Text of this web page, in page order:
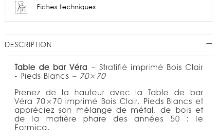
Fiches techniques
DESCRIPTION
Table de bar Véra – Stratifié imprimé Bois Clair
- Pieds Blancs – 70×70
Prenez de la hauteur avec la Table de bar
Véra 70×70 imprimé Bois Clair, Pieds Blancs et
appréciez son mélange de métal, de bois et
de la matière phare des années 50 : le
Formica.